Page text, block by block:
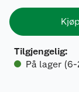
Tilgjengelig:
På lager (6-